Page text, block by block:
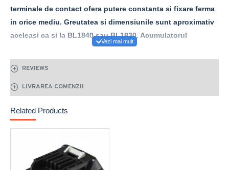
terminale de contact ofera putere constanta si fixare ferma
in orice mediu. Greutatea si dimensiunile sunt aproximativ
aceleasi ca si la BL1840 sau BL1830. Acumulatorul
BL1850B se incarca in doar 45 minute cu un incarcator
DC18RCsi este compatibil cu peste 320 de masini
construite pe platforma LXT.
REVIEWS
LIVRAREA COMENZII
Related Products